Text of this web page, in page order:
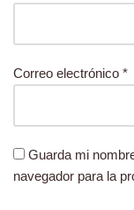
Correo electrónico *
Guarda mi
navegador para la